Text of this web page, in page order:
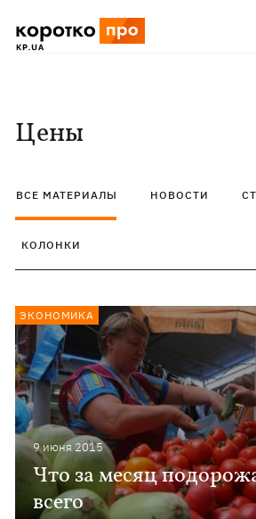
Цены
ВСЕ МАТЕРИАЛЫ НОВОСТИ
КОЛОНКИ
9 июня 2015
Что за месяц
всего
ЭКОНОМИКА